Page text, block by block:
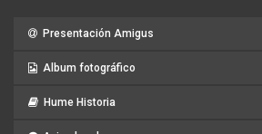
Presentación Amigus
Album fotográfico
Hume Historia